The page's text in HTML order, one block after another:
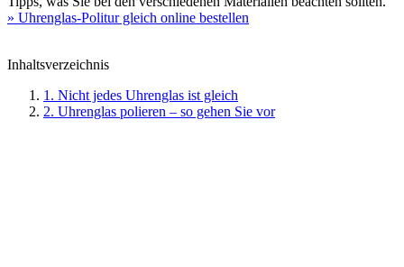
» Uhrenglas-Politur gleich online bestellen
Inhaltsverzeichnis
1. Nicht jedes Uhrenglas ist gleich
2. Uhrenglas polieren – so gehen Sie vor